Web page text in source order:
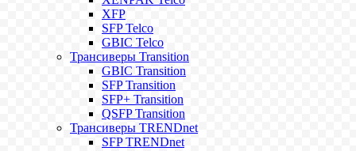
XFP
SFP Telco
GBIC Telco
Трансиверы Transition
GBIC Transition
SFP Transition
SFP+ Transition
QSFP Transition
Трансиверы TRENDnet
SFP TRENDnet